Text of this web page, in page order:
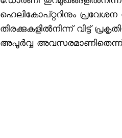
ഹെലികോപ്റ്ററിനും
തിരക്കുകളില്‍നിന്ന് വിട്ട്
അപൂര്‍വ്വ